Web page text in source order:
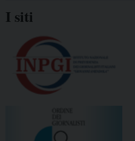
I siti